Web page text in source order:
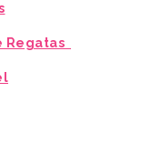
Regatas